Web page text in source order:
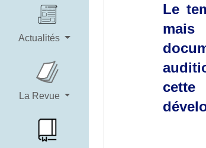
Actualités
La Revue
Le
mais
cette